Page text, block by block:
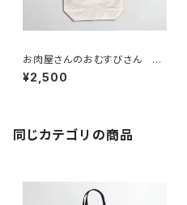
お肉屋さんのおむすびさん ト
ートバッグ
¥2,500
同じカテゴリの商品